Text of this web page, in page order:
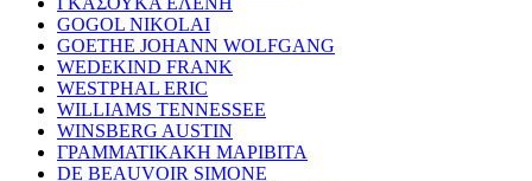
GOGOL NIKOLAI
GOETHE JOHANN WOLFGANG
WEDEKIND FRANK
WESTPHAL ERIC
WILLIAMS TENNESSEE
WINSBERG AUSTIN
ΓΡΑΜΜΑΤΙΚΑΚΗ ΜΑΡΙΒΙΤΑ
DE BEAUVOIR SIMONE